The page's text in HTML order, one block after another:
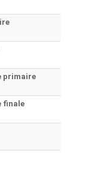
primaire
finale